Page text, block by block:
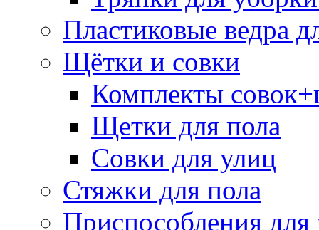
Пластиковые ведра
Щётки и совки
Комплекты
Щетки для пола
Совки для улиц
Стяжки для пола
Приспособления